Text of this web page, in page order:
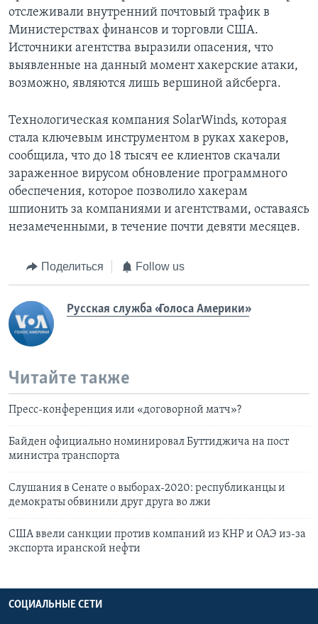
отслеживали внутренний почтовый трафик в
Министерствах финансов и торговли США.
Источники агентства выразили опасения, что
выявленные на данный момент хакерские атаки,
возможно, являются лишь вершиной айсберга.
Технологическая компания SolarWinds, которая
стала ключевым инструментом в руках хакеров,
сообщила, что до 18 тысяч ее клиентов скачали
зараженное вирусом обновление программного
обеспечения, которое позволило хакерам
шпионить за компаниями и агентствами, оставаясь
незамеченными, в течение почти девяти месяцев.
Поделиться Follow us
Русская служба «Голоса Америки»
Читайте также
Пресс-конференция или «договорной матч»?
Байден официально номинировал Буттиджича на пост
министра транспорта
Слушания в Сенате о выборах-2020: республиканцы и
демократы обвинили друг друга во лжи
США ввели санкции против компаний из КНР и ОАЭ из-за
экспорта иранской нефти
СОЦИАЛЬНЫЕ СЕТИ